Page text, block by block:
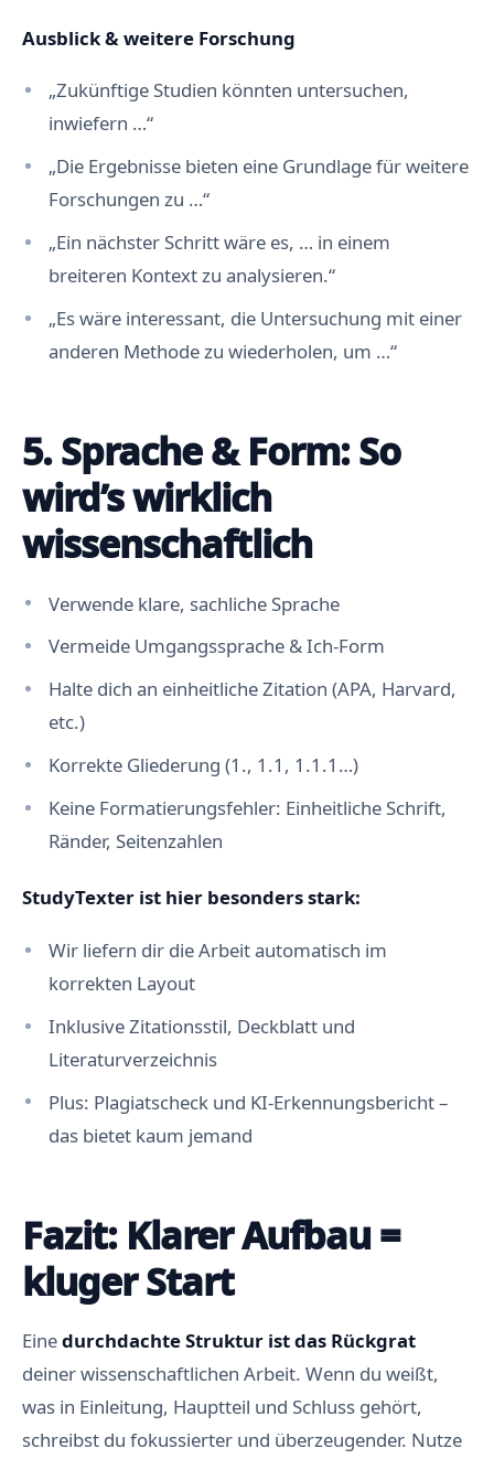
Ausblick & weitere Forschung
„Zukünftige Studien könnten untersuchen,
inwiefern …“
„Die Ergebnisse bieten eine Grundlage für weitere
Forschungen zu …“
„Ein nächster Schritt wäre es, … in einem
breiteren Kontext zu analysieren.“
„Es wäre interessant, die Untersuchung mit einer
anderen Methode zu wiederholen, um …“
5. Sprache & Form: So
wird’s wirklich
wissenschaftlich
Verwende klare, sachliche Sprache
Vermeide Umgangssprache & Ich-Form
Halte dich an einheitliche Zitation (APA, Harvard,
etc.)
Korrekte Gliederung (1., 1.1, 1.1.1…)
Keine Formatierungsfehler: Einheitliche Schrift,
Ränder, Seitenzahlen
StudyTexter ist hier besonders stark:
Wir liefern dir die Arbeit automatisch im
korrekten Layout
Inklusive Zitationsstil, Deckblatt und
Literaturverzeichnis
Plus: Plagiatscheck und KI-Erkennungsbericht –
das bietet kaum jemand
Fazit: Klarer Aufbau =
kluger Start
Einedurchdachte Struktur ist das Rückgrat
deiner wissenschaftlichen Arbeit. Wenn du weißt,
was in Einleitung, Hauptteil und Schluss gehört,
schreibst du fokussierter und überzeugender. Nutze